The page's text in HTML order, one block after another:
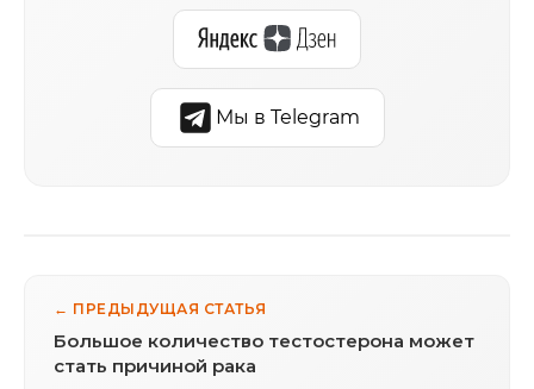
Мы в Telegram
← ПРЕДЫДУЩАЯ СТАТЬЯ
Большое количество тестостерона может
стать причиной рака